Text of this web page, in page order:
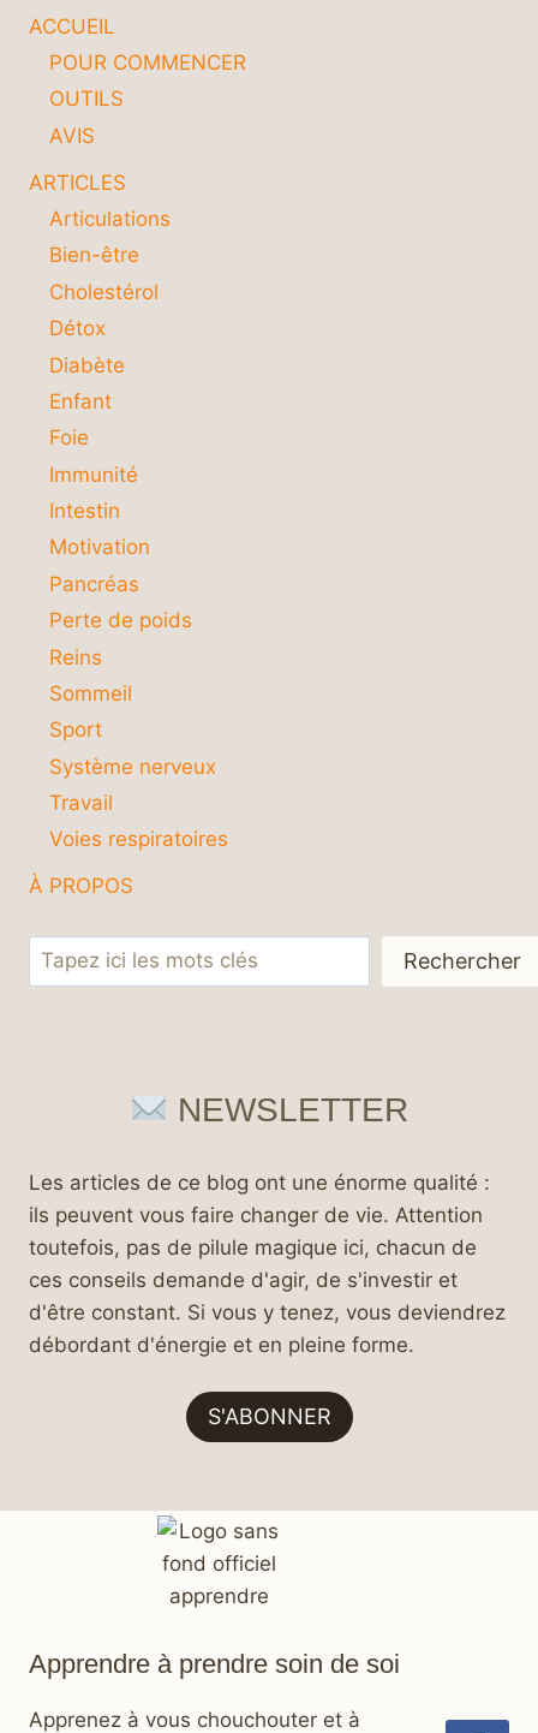
MAXIMISER
VOS
ACCUEIL
POUR COMMENCER
OUTILS
AVIS
ARTICLES
Articulations
Bien-être
Cholestérol
Détox
Diabète
Enfant
Foie
Immunité
Intestin
Motivation
Pancréas
Perte de poids
Reins
Sommeil
Sport
Système nerveux
Travail
Voies respiratoires
À PROPOS
Rechercher Rechercher
NEWSLETTER
Les articles de ce blog ont une énorme qualité :
ils peuvent vous faire changer de vie. Attention
toutefois, pas de pilule magique ici, chacun de
ces conseils demande d'agir, de s'investir et
d'être constant. Si vous y tenez, vous deviendrez
débordant d'énergie et en pleine forme.
S'ABONNER
Apprendre à prendre soin de soi
Apprenez à vous chouchouter et à